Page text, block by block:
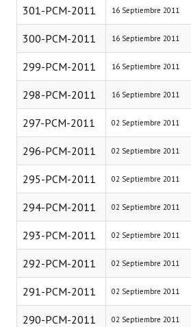
Audiencias Públicas - Registro
Mujeres que Dejaron Huellas - Registro
Periodistas Decanos - Registro
Ciudadano Ilustre - Registro
Banca del Vecino - Registro
Huéspedes de Honor - Registro
Antiguos Pobladores - Registro
Reconocimientos - Registro
REFORMA DE LA CARTA ORGÁNICA
301-PCM-2011 16 Septiembre 2011
300-PCM-2011 16 Septiembre 2011
299-PCM-2011 16 Septiembre 2011
298-PCM-2011 16 Septiembre 2011
297-PCM-2011 02 Septiembre 2011
296-PCM-2011 02 Septiembre 2011
295-PCM-2011 02 Septiembre 2011
294-PCM-2011 02 Septiembre 2011
293-PCM-2011 02 Septiembre 2011
292-PCM-2011 02 Septiembre 2011
291-PCM-2011 02 Septiembre 2011
290-PCM-2011 02 Septiembre 2011